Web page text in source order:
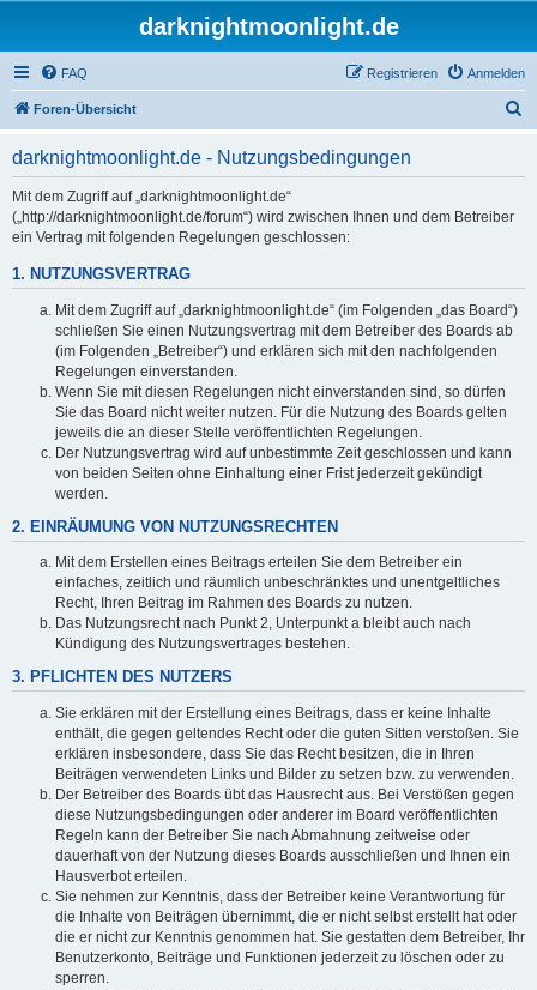
darknightmoonlight.de
FAQ Anmelden
Registrieren
Foren-Übersicht
darknightmoonlight.de - Nutzungsbedingungen
Mit dem Zugriff auf „darknightmoonlight.de“
(„http://darknightmoonlight.de/forum“) wird zwischen Ihnen und dem Betreiber
ein Vertrag mit folgenden Regelungen geschlossen:
1. NUTZUNGSVERTRAG
Mit dem Zugriff auf „darknightmoonlight.de“ (im Folgenden „das Board“)
schließen Sie einen Nutzungsvertrag mit dem Betreiber des Boards ab
(im Folgenden „Betreiber“) und erklären sich mit den nachfolgenden
Regelungen einverstanden.
Wenn Sie mit diesen Regelungen nicht einverstanden sind, so dürfen
Sie das Board nicht weiter nutzen. Für die Nutzung des Boards gelten
jeweils die an dieser Stelle veröffentlichten Regelungen.
Der Nutzungsvertrag wird auf unbestimmte Zeit geschlossen und kann
von beiden Seiten ohne Einhaltung einer Frist jederzeit gekündigt
werden.
2. EINRÄUMUNG VON NUTZUNGSRECHTEN
Mit dem Erstellen eines Beitrags erteilen Sie dem Betreiber ein
einfaches, zeitlich und räumlich unbeschränktes und unentgeltliches
Recht, Ihren Beitrag im Rahmen des Boards zu nutzen.
Das Nutzungsrecht nach Punkt 2, Unterpunkt a bleibt auch nach
Kündigung des Nutzungsvertrages bestehen.
3. PFLICHTEN DES NUTZERS
Sie erklären mit der Erstellung eines Beitrags, dass er keine Inhalte
enthält, die gegen geltendes Recht oder die guten Sitten verstoßen. Sie
erklären insbesondere, dass Sie das Recht besitzen, die in Ihren
Beiträgen verwendeten Links und Bilder zu setzen bzw. zu verwenden.
Der Betreiber des Boards übt das Hausrecht aus. Bei Verstößen gegen
diese Nutzungsbedingungen oder anderer im Board veröffentlichten
Regeln kann der Betreiber Sie nach Abmahnung zeitweise oder
dauerhaft von der Nutzung dieses Boards ausschließen und Ihnen ein
Hausverbot erteilen.
Sie nehmen zur Kenntnis, dass der Betreiber keine Verantwortung für
die Inhalte von Beiträgen übernimmt, die er nicht selbst erstellt hat oder
die er nicht zur Kenntnis genommen hat. Sie gestatten dem Betreiber, Ihr
Benutzerkonto, Beiträge und Funktionen jederzeit zu löschen oder zu
sperren.